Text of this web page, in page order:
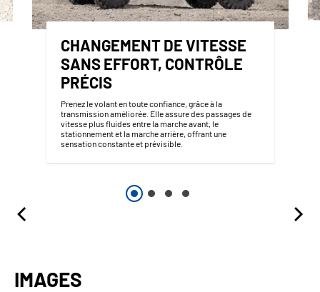
CHANGEMENT DE VITESSE
SANS EFFORT, CONTRÔLE
PRÉCIS
Prenez le volant en toute confiance, grâce à la
transmission améliorée. Elle assure des passages de
vitesse plus fluides entre la marche avant, le
stationnement et la marche arrière, offrant une
sensation constante et prévisible.
IMAGES